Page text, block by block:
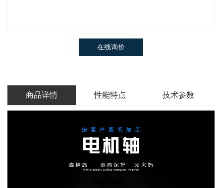
在线询价
商品详情 性能特点 技术参数